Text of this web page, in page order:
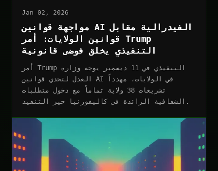
Jan 02, 2026
مواجهة قوانين AI الفيدرالية مقابل
قوانين الولايات: أمر Trump
التنفيذي يخلق فوضى قانونية
أمر Trump التنفيذي في 11 ديسمبر يوجه وزارة
العدل لتحدي قوانين AI في الولايات، مهدداً
تشريعات 38 ولاية تماماً مع دخول متطلبات
الشفافية الرائدة في كاليفورنيا حيز التنفيذ.